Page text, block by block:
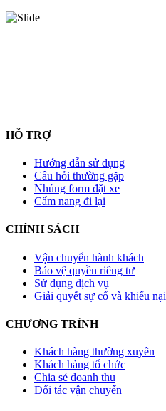
HỖ TRỢ
Hướng dẫn sử dụng
Câu hỏi thường gặp
Nhúng form đặt xe
Cẩm nang đi lại
CHÍNH SÁCH
Vận chuyển hành khách
Bảo vệ quyền riêng tư
Sử dụng dịch vụ
Giải quyết sự cố và khiếu nại
CHƯƠNG TRÌNH
Khách hàng thường xuyên
Khách hàng tổ chức
Chia sẻ doanh thu
Đối tác vận chuyển